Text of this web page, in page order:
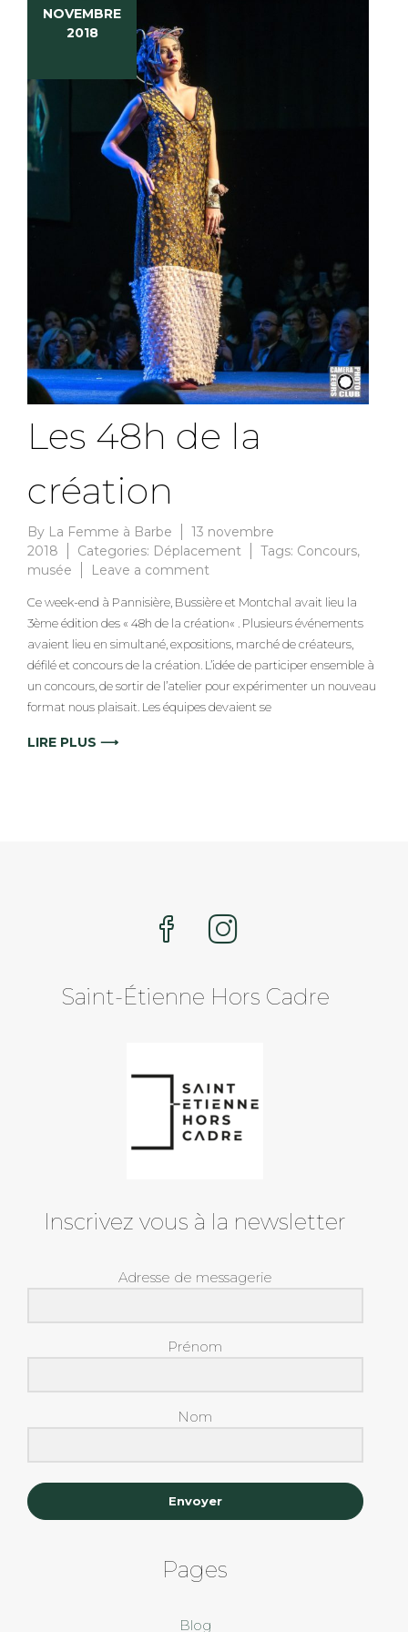
NOVEMBRE
2018
Les 48h de la
création
By La Femme à Barbe
13 novembre
2018
Categories: Déplacement Tags: Concours,
musée
Leave a comment
48h
de
la
création
Ce week-end à Pannisière, Bussière et Montchal avait lieu la
3ème édition des « 48h de la création« . Plusieurs événements
avaient lieu en simultané, expositions, marché de créateurs,
défilé et concours de la création. L’idée de participer ensemble à
un concours, de sortir de l’atelier pour expérimenter un nouveau
format nous plaisait. Les équipes devaient se
LIRE PLUS ⟶
Saint-Étienne Hors Cadre
Inscrivez vous à la newsletter
Adresse de messagerie
Prénom
Nom
Envoyer
Pages
Blog